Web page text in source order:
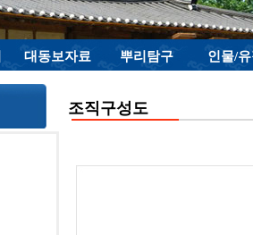
대동보자료 뿌리탐구 인물/
조직구성도